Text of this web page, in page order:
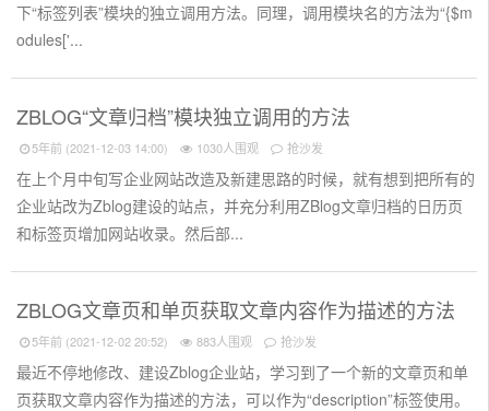
下“标签列表”模块的独立调用方法。同理，调用模块名的方法为“{$m
odules['...
ZBLOG“文章归档”模块独立调用的方法
5年前 (2021-12-03 14:00) 1030人围观 抢沙发
在上个月中旬写企业网站改造及新建思路的时候，就有想到把所有的
企业站改为Zblog建设的站点，并充分利用ZBlog文章归档的日历页
和标签页增加网站收录。然后部...
ZBLOG文章页和单页获取文章内容作为描述的方法
5年前 (2021-12-02 20:52) 883人围观 抢沙发
最近不停地修改、建设Zblog企业站，学习到了一个新的文章页和单
页获取文章内容作为描述的方法，可以作为“description”标签使用。